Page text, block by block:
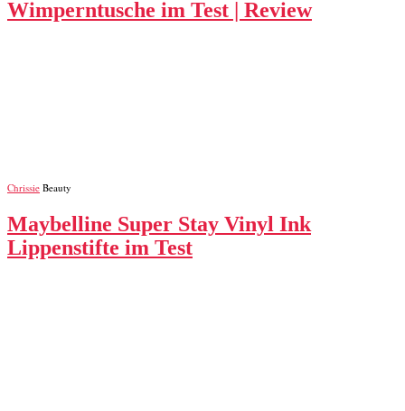
Wimperntusche im Test | Review
Chrissie Beauty
Maybelline Super Stay Vinyl Ink
Lippenstifte im Test